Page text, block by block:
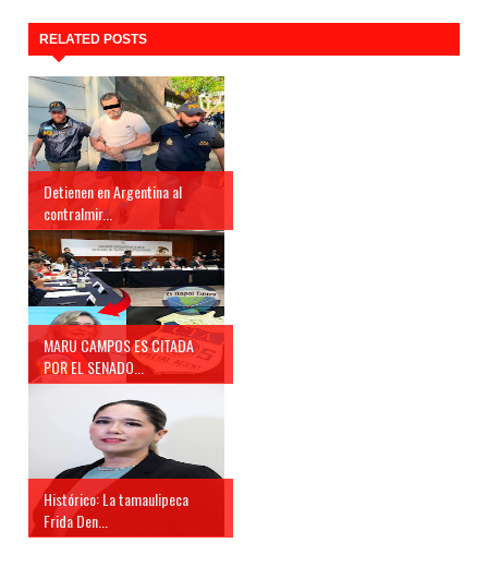
RELATED POSTS
Detienen en Argentina al
contralmir...
MARU CAMPOS ES CITADA
POR EL SENADO...
Histórico: La tamaulipeca
Frida Den...